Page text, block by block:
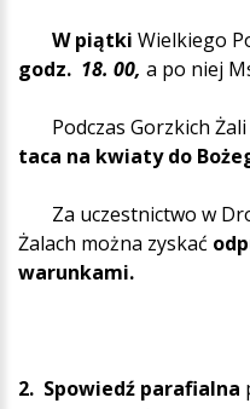
W piątki Wielkiego
godz. 18. 00, a po niej
Podczas Gorzkich Żali
taca na kwiaty do
Za uczestnictwo w
Żalach można zyskać
warunkami.
2. Spowiedź parafialna